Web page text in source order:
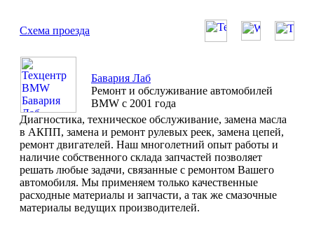
Схема проезда
Бавария Лаб
Ремонт и обслуживание автомобилей
BMW с 2001 года
Диагностика, техническое обслуживание, замена масла
в АКПП, замена и ремонт рулевых реек, замена цепей,
ремонт двигателей. Наш многолетний опыт работы и
наличие собственного склада запчастей позволяет
решать любые задачи, связанные с ремонтом Вашего
автомобиля. Мы применяем только качественные
расходные материалы и запчасти, а так же смазочные
материалы ведущих производителей.